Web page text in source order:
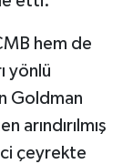
hem de
yönlü
Goldman
arındırılmış
çeyrekte